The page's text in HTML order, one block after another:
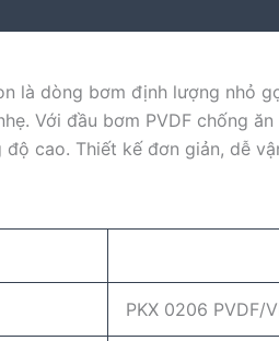
là dòng bơm định lượng nhỏ
Với đầu bơm PVDF chống
cao. Thiết kế đơn giản, dễ
PKX 0206 PVDF/